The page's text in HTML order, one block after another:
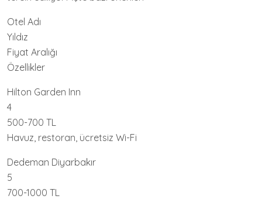
Otel Adı
Yıldız
Fiyat Aralığı
Özellikler
Hilton Garden Inn
4
500-700 TL
Havuz, restoran, ücretsiz Wi-Fi
Dedeman Diyarbakır
5
700-1000 TL